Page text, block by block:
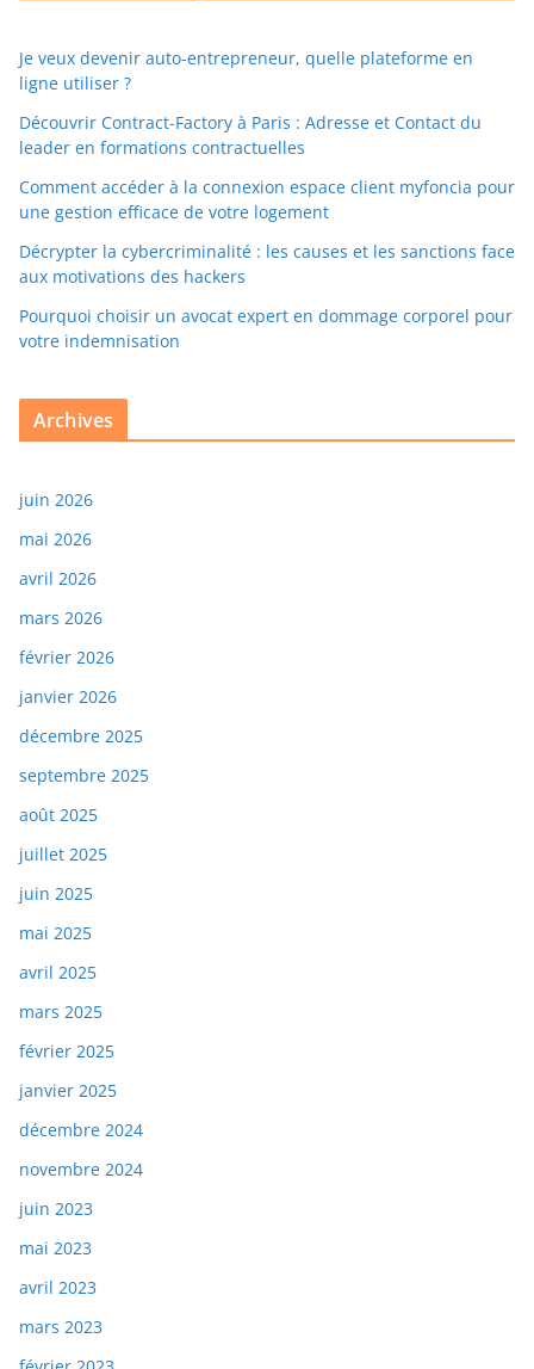
Je veux devenir auto-entrepreneur, quelle plateforme en
ligne utiliser ?
Découvrir Contract-Factory à Paris : Adresse et Contact du
leader en formations contractuelles
Comment accéder à la connexion espace client myfoncia pour
une gestion efficace de votre logement
Décrypter la cybercriminalité : les causes et les sanctions face
aux motivations des hackers
Pourquoi choisir un avocat expert en dommage corporel pour
votre indemnisation
Archives
juin 2026
mai 2026
avril 2026
mars 2026
février 2026
janvier 2026
décembre 2025
septembre 2025
août 2025
juillet 2025
juin 2025
mai 2025
avril 2025
mars 2025
février 2025
janvier 2025
décembre 2024
novembre 2024
juin 2023
mai 2023
avril 2023
mars 2023